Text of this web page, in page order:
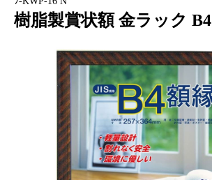
樹脂製賞状額 金ラック B4
木目調のシマ模様が美しい額縁
メーカー希望小売価格：